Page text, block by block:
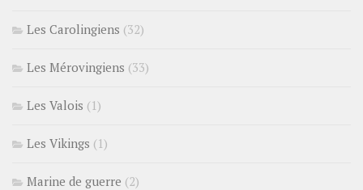
Les Carolingiens (32)
Les Mérovingiens (33)
Les Valois (1)
Les Vikings (1)
Marine de guerre (2)